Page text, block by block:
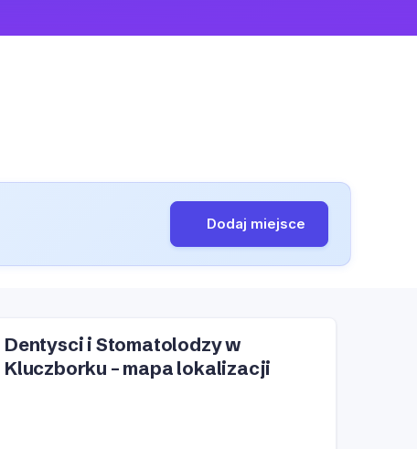
Dodaj miejsce
Dentysci i Stomatolodzy w
Kluczborku – mapa lokalizacji